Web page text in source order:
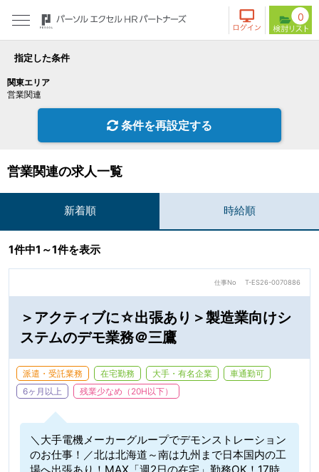
0
指定した条件
関東エリア
営業関連
条件を再設定する
営業関連の求人一覧
新着順 時給順
1件中1～1件を表示
仕事No T-ES26-0070886
＞アクティブに☆出張あり＞製造業向けシ
ステムのデモ業務＠三鷹
派遣・受託業務 在宅勤務 大手・有名企業
車通勤可
6ヶ月以上
残業少なめ（20H以下）
＼大手電機メーカーグループでデモンストレーション
のお仕事！／北は北海道～南は九州まで日本国内の工